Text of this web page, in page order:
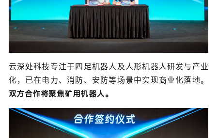
云深处科技专注于四足机器人及人形机器人研发与产业
化，已在电力、消防、安防等场景中实现商业化落地。
双方合作将聚焦矿用机器人。